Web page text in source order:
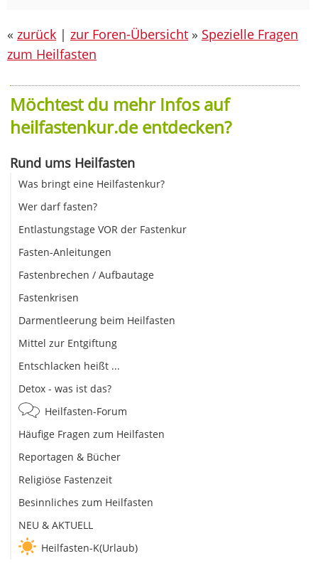
« zurück | zur Foren-Übersicht » Spezielle Fragen
zum Heilfasten
Möchtest du mehr Infos auf
heilfastenkur.de entdecken?
Rund ums Heilfasten
Was bringt eine Heilfastenkur?
Wer darf fasten?
Entlastungstage VOR der Fastenkur
Fasten-Anleitungen
Fastenbrechen / Aufbautage
Fastenkrisen
Darmentleerung beim Heilfasten
Mittel zur Entgiftung
Entschlacken heißt ...
Detox - was ist das?
Heilfasten-Forum
Häufige Fragen zum Heilfasten
Reportagen & Bücher
Religiöse Fastenzeit
Besinnliches zum Heilfasten
NEU & AKTUELL
Heilfasten-K(Urlaub)